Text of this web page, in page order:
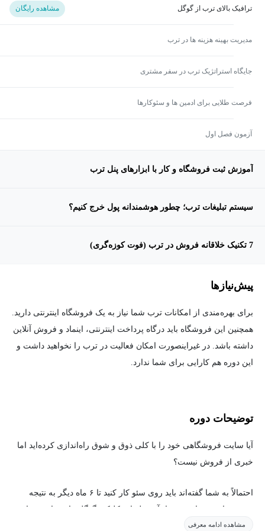
ترافیک بالای ترب از گوگل مشاهده رایگان
مدیریت بهینه هزینه ها در ترب
جایگاه استراتژیک ترب در سفر مشتری
فرصت طلایی برای ادمین ها و سئوکارها
آزمون فصل اول
آموزش ثبت فروشگاه و کار با ابزارهای پنل ترب
سیستم تبلیغات ترب؛ چطور هوشمندانه پول خرج کنیم؟
7 تکنیک خلاقانه فروش در ترب (فوت کوزه‌گری)
پیش‌نیاز‌ها
برای بهره‌مندی از امکانات ترب شما نیاز به یک فروشگاه اینترنتی دارید.
همچنین این فروشگاه باید درگاه پرداخت اینترنتی، اینماد و فروش آنلاین
داشته باشد. در غیراینصورت امکان فعالیت در ترب را نخواهید داشت و
این دوره هم کارایی برای شما ندارد.
توضیحات دوره
آیا سایت فروشگاهی خود را با کلی ذوق و شوق راه‌اندازی کرده‌اید اما
خبری از فروش نیست؟
احتمالاً به شما گفته‌اند باید روی سئو کار کنید تا ۶ ماه دیگر به نتیجه
برسید، یا هزینه‌های سرسام‌آور تبلیغات کلیکی گوگل را بپردازید. شاید
هم تمام تخم‌مرغ‌هایتان را در سبد اینستاگرام چیده‌اید و هر روز نگران
مشاهده ادامه معرفی